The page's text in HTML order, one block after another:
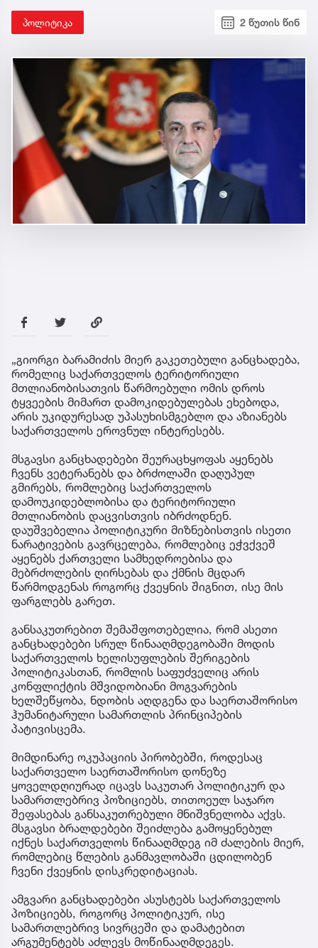
პოლიტიკა 2 წუთის წინ
„გიორგი ბარამიძის მიერ გაკეთებული განცხადება,
რომელიც საქართველოს ტერიტორიული
მთლიანობისათვის წარმოებული ომის დროს
ტყვეების მიმართ დამოკიდებულებას ეხებოდა,
არის უკიდურესად უპასუხისმგებლო და აზიანებს
საქართველოს ეროვნულ ინტერესებს.
მსგავსი განცხადებები შეურაცხყოფას აყენებს
ჩვენს ვეტერანებს და ბრძოლაში დაღუპულ
გმირებს, რომლებიც საქართველოს
დამოუკიდებლობისა და ტერიტორიული
მთლიანობის დაცვისთვის იბრძოდნენ.
დაუშვებელია პოლიტიკური მიზნებისთვის ისეთი
ნარატივების გავრცელება, რომლებიც ეჭვქვეშ
აყენებს ქართველი სამხედროებისა და
მებრძოლების ღირსებას და ქმნის მცდარ
წარმოდგენას როგორც ქვეყნის შიგნით, ისე მის
ფარგლებს გარეთ.
განსაკუთრებით შემაშფოთებელია, რომ ასეთი
განცხადებები სრულ წინააღმდეგობაში მოდის
საქართველოს ხელისუფლების შერიგების
პოლიტიკასთან, რომლის საფუძველიც არის
კონფლიქტის მშვიდობიანი მოგვარების
ხელშეწყობა, ნდობის აღდგენა და საერთაშორისო
ჰუმანიტარული სამართლის პრინციპების
პატივისცემა.
მიმდინარე ოკუპაციის პირობებში, როდესაც
საქართველო საერთაშორისო დონეზე
ყოველდღიურად იცავს საკუთარ პოლიტიკურ და
სამართლებრივ პოზიციებს, თითოეულ საჯარო
შეფასებას განსაკუთრებული მნიშვნელობა აქვს.
მსგავსი ბრალდებები შეიძლება გამოყენებულ
იქნეს საქართველოს წინააღმდეგ იმ ძალების მიერ,
რომლებიც წლების განმავლობაში ცდილობენ
ჩვენი ქვეყნის დისკრედიტაციას.
ამგვარი განცხადებები ასუსტებს საქართველოს
პოზიციებს, როგორც პოლიტიკურ, ისე
სამართლებრივ სივრცეში და დამატებით
არგუმენტებს აძლევს მოწინააღმდეგეს.